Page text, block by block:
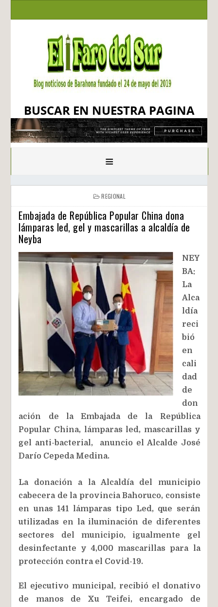
BUSCAR EN NUESTRA PAGINA
≡
REGIONAL
Embajada de República Popular China dona
lámparas led, gel y mascarillas a alcaldía de
Neyba
NEY
BA:
La
Alca
ldía
reci
bió
en
cali
dad
de
don
ación de la Embajada de la República
Popular China, lámparas led, mascarillas y
gel anti-bacterial, anuncio el Alcalde José
Darío Cepeda Medina.
La donación a la Alcaldía del municipio
cabecera de la provincia Bahoruco, consiste
en unas 141 lámparas tipo Led, que serán
utilizadas en la iluminación de diferentes
sectores del municipio, igualmente gel
desinfectante y 4,000 mascarillas para la
protección contra el Covid-19.
El ejecutivo municipal, recibió el donativo
de manos de Xu Teifei, encargado de